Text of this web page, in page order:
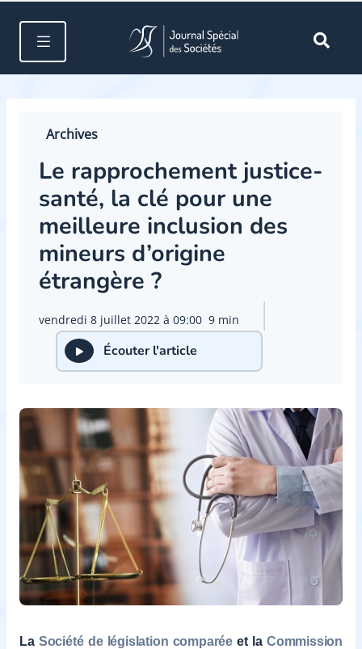
Archives
Le rapprochement justice-
santé, la clé pour une
meilleure inclusion des
mineurs d’origine
étrangère ?
vendredi 8 juillet 2022 à 09:00 9 min
Écouter l'article
La Société de législation comparée et la Commission